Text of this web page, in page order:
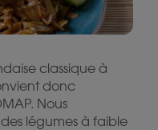
classique à
donc
Nous
légumes à faible